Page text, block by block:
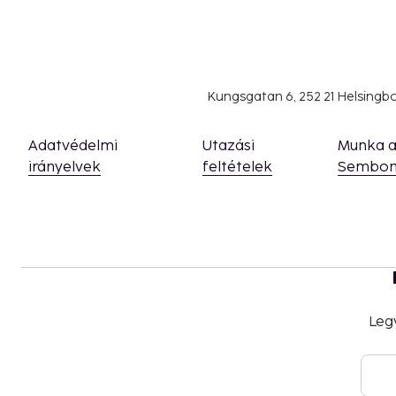
Kungsgatan 6, 252 21
Adatvédelmi
irányelvek
Utazási
feltételek
Munka a